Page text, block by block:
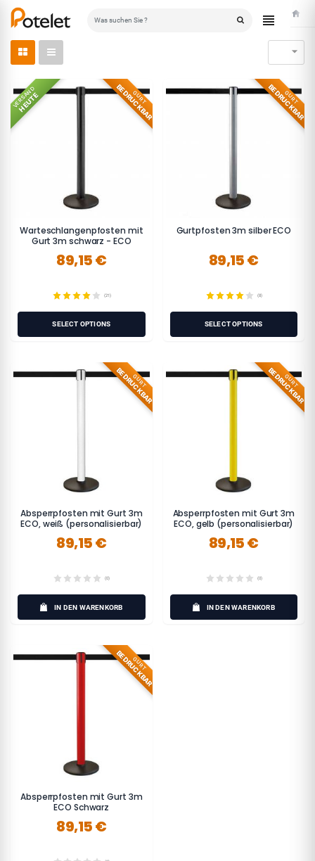

VERSAND
HEUTE GURT
BEDRUCKBAR
Warteschlangenpfosten mit
Gurt 3m schwarz - ECO
89,15 €
(21)
SELECT OPTIONS
GURT
BEDRUCKBAR
Gurtpfosten 3m silber ECO
89,15 €
(8)
SELECT OPTIONS
GURT
BEDRUCKBAR
Absperrpfosten mit Gurt 3m
ECO, weiß (personalisierbar)
89,15 €
(0)
IN DEN WARENKORB
GURT
BEDRUCKBAR
Absperrpfosten mit Gurt 3m
ECO, gelb (personalisierbar)
89,15 €
(0)
IN DEN WARENKORB
GURT
BEDRUCKBAR
Absperrpfosten mit Gurt 3m
ECO Schwarz
89,15 €